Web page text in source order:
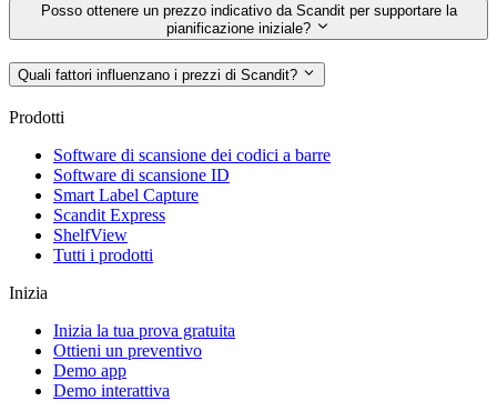
Posso ottenere un prezzo indicativo da Scandit per supportare la
pianificazione iniziale?
Quali fattori influenzano i prezzi di Scandit?
Prodotti
Software di scansione dei codici a barre
Software di scansione ID
Smart Label Capture
Scandit Express
ShelfView
Tutti i prodotti
Inizia
Inizia la tua prova gratuita
Ottieni un preventivo
Demo app
Demo interattiva